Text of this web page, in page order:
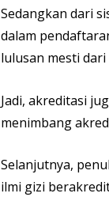
Sedangkan dari
dalam
lulusan mesti
Jadi, akreditasi
menimbang
Selanjutnya,
ilmi gizi